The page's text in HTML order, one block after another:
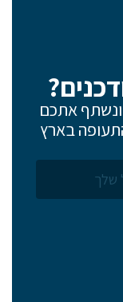
אתכם
בארץ
כל שאלה
בעולם התעופה.